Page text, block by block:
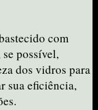
com
possível,
dos vidros para
sua eficiência,